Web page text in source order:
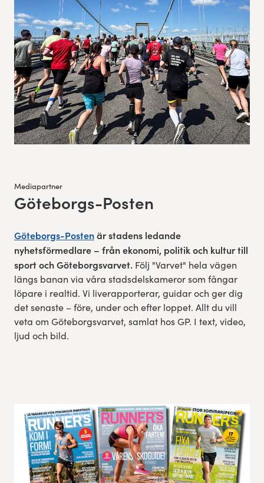
Mediapartner
:Göteborgs-Posten
Göteborgs-Postenär stadens ledande
nyhetsförmedlare – från ekonomi, politik och kultur till
sport och Göteborgsvarvet. Följ "Varvet" hela vägen
längs banan via våra stadsdelskameror som fångar
löpare i realtid. Vi liverapporterar, guidar och ger dig
det senaste – före, under och efter loppet. Allt du vill
veta om Göteborgsvarvet, samlat hos GP. I text, video,
ljud och bild.